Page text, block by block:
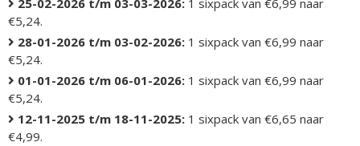
25-02-2026 t/m 03-03-2026: 1 sixpack van €6,99 naar
€5,24.
28-01-2026 t/m 03-02-2026: 1 sixpack van €6,99 naar
€5,24.
01-01-2026 t/m 06-01-2026: 1 sixpack van €6,99 naar
€5,24.
12-11-2025 t/m 18-11-2025: 1 sixpack van €6,65 naar
€4,99.